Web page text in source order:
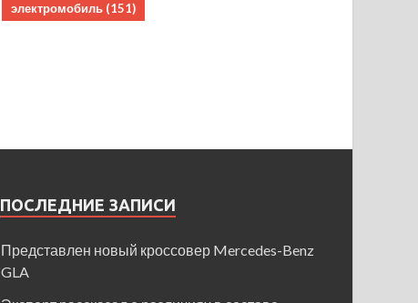
электромобиль (151)
ПОСЛЕДНИЕ ЗАПИСИ
Представлен новый кроссовер Mercedes-Benz
GLA